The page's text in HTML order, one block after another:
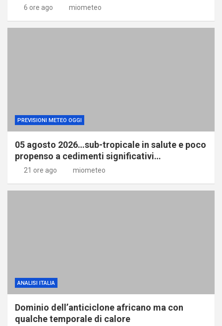
6 ore ago miometeo
PREVISIONI METEO OGGI
05 agosto 2026…sub-tropicale in salute e poco
propenso a cedimenti significativi…
21 ore ago miometeo
ANALISI ITALIA
Dominio dell’anticiclone africano ma con
qualche temporale di calore